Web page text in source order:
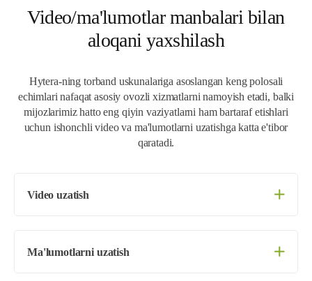
Video/ma'lumotlar manbalari bilan
aloqani yaxshilash
Hytera-ning torband uskunalariga asoslangan keng polosali
echimlari nafaqat asosiy ovozli xizmatlarni namoyish etadi, balki
mijozlarimiz hatto eng qiyin vaziyatlarni ham bartaraf etishlari
uchun ishonchli video va ma'lumotlarni uzatishga katta e'tibor
qaratadi.
Video uzatish
Ma'lumotlarni uzatish